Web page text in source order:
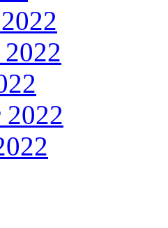
2022